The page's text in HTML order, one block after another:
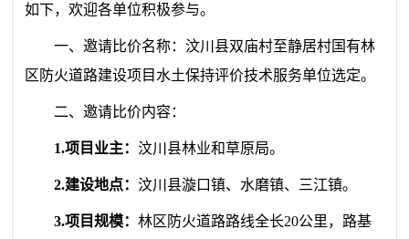
如下，欢迎各单位积极参与。
一、邀请比价名称：汶川县双庙村至静居村国有林
区防火道路建设项目水土保持评价技术服务单位选定。
二、邀请比价内容：
1.项目业主：汶川县林业和草原局。
2.建设地点：汶川县漩口镇、水磨镇、三江镇。
3.项目规模：林区防火道路路线全长20公里，路基